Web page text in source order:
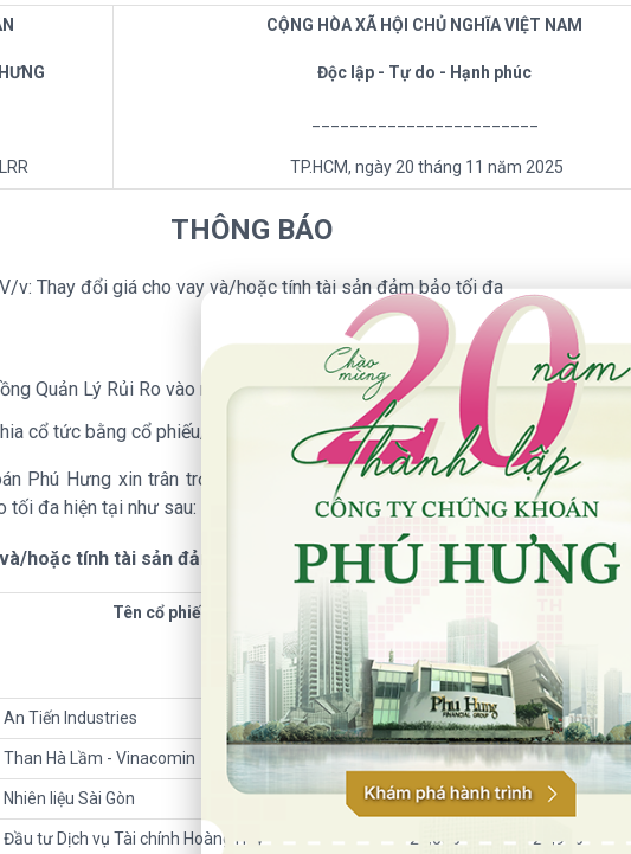
CỘNG HÒA XÃ HỘI CHỦ NGHĨA VIỆT NAM
Độc lập - Tự do - Hạnh phúc
TP.HCM, ngày 20 tháng 11 năm 2025
THÔNG BÁO
V/v: Thay đổi giá cho vay và/hoặc tính tài sản đảm bảo tối đa
Quản Lý Rủi Ro vào ngày 20/11/2025
cổ tức bằng cổ phiếu/ quyền mua của mã cổ phiếu TCH
Phú Hưng xin trân trọng thông báo đến Quý khách hàng về việc thay
tối đa hiện tại như sau:
hoặc tính tài sản đảm bảo tối đa:
Tên cổ phiếu
TSĐB tối đa (VND)
Cũ Mới
An Tiến Industries 6,840 8,250
Than Hà Lầm - Vinacomin 14,500 19,760
Nhiên liệu Sài Gòn 22,900 26,620
Đầu tư Dịch vụ Tài chính Hoàng Huy 28,080 26,910
20 Năm Thành Lập - Công Ty Chứng Khoán Phú Hưng